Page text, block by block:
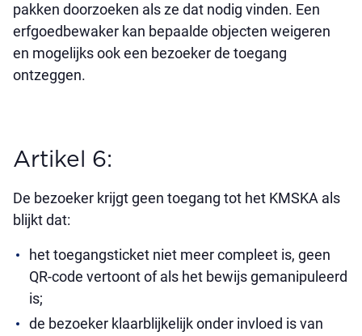
pakken doorzoeken als ze dat nodig vinden. Een
erfgoedbewaker kan bepaalde objecten weigeren
en mogelijks ook een bezoeker de toegang
ontzeggen.
Artikel 6:
De bezoeker krijgt geen toegang tot het KMSKA als
blijkt dat:
het toegangsticket niet meer compleet is, geen
QR-code vertoont of als het bewijs gemanipuleerd
is;
de bezoeker klaarblijkelijk onder invloed is van